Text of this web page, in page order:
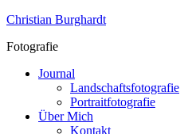
Skip
content
Christian Burghardt
Fotografie
Journal
Landschaftsfotografie
Portraitfotografie
Über Mich
Kontakt